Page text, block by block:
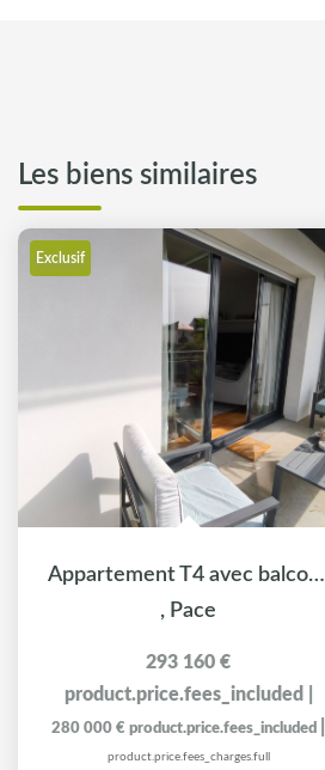
Les biens similaires
Exclusif
Appartement T4 avec balcon exposé Ouest
, Pace
293 160 €
product.price.fees_included
280 000 € product.price.fees_included
product.price.fees_charges.full